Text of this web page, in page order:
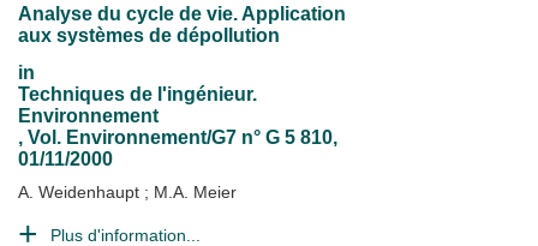
Analyse du cycle de vie. Application
aux systèmes de dépollution
in
Techniques de l'ingénieur.
Environnement
, Vol. Environnement/G7 n° G 5 810,
01/11/2000
A. Weidenhaupt ; M.A. Meier
Plus d'information...